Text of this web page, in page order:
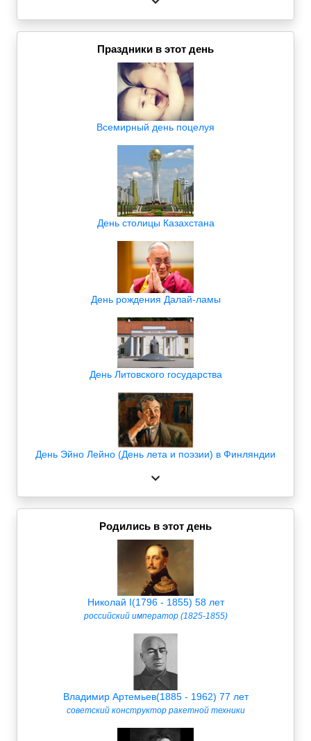
Праздники в этот день
Всемирный день поцелуя
День столицы Казахстана
День рождения Далай-ламы
День Литовского государства
День Эйно Лейно (День лета и поэзии) в Финляндии
Родились в этот день
Николай I(1796 - 1855) 58 лет
российский император (1825-1855)
Владимир Артемьев(1885 - 1962) 77 лет
советский конструктор ракетной техники